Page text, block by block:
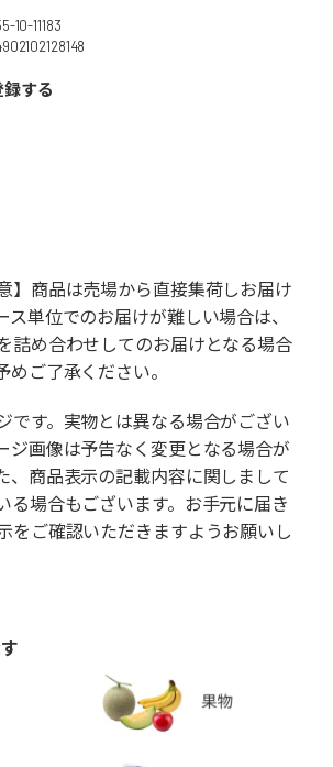
10-11183
する
】商品は売場から直接集荷しお届け
ス単位でのお届けが難しい場合は、
詰め合わせしてのお届けとなる場合
めご了承ください。
です。実物とは異なる場合がござい
ジ画像は予告なく変更となる場合が
、商品表示の記載内容に関しまして
る場合もございます。お手元に届き
をご確認いただきますようお願いし